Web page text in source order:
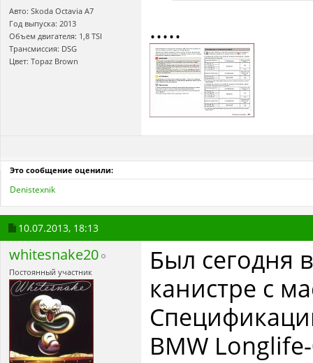
Авто: Skoda Octavia A7
Год выпуска: 2013
Объем двигателя: 1,8 TSI
Трансмиссия: DSG
Цвет: Topaz Brown
.....
Это сообщение оценили:
Denistexnik
10.07.2013, 18:13
whitesnake20
Постоянный участник
Был сегодня
канистре с
BMW